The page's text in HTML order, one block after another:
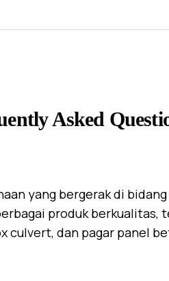
Asked
yang bergerak di
produk berkualitas,
culvert, dan pagar panel